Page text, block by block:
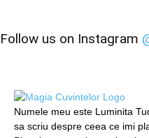
Follow us on Instagram
Numele meu este Luminita
sa scriu despre ceea ce imi